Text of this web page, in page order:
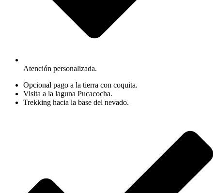
Atención personalizada.
Opcional pago a la tierra con coquita.
Visita a la laguna Pucacocha.
Trekking hacia la base del nevado.